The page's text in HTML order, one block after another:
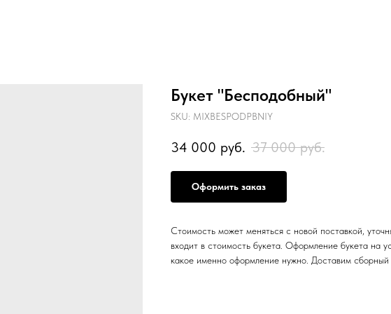
Букет "Бесподобный"
SKU: MIXBESPODPBNIY
34 000 руб. 37 000 руб.
Оформить заказ
Стоимость может меняться с новой поставкой,
входит в стоимость букета. Оформление букета на
какое именно оформление нужно. Доставим